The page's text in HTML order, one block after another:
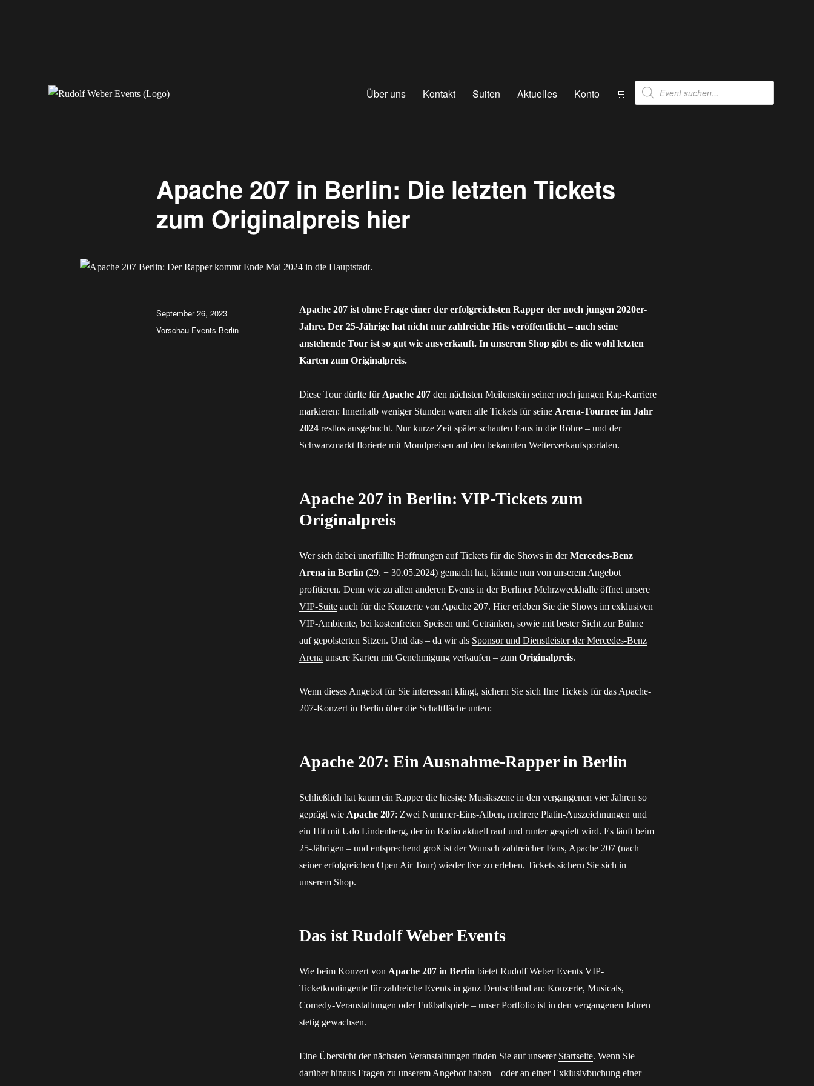
Über uns Kontakt Suiten Aktuelles Konto 🛒
Products
search
Apache 207 in Berlin: Die letzten Tickets
zum Originalpreis hier
Apache 207 ist ohne Frage einer der erfolgreichsten Rapper der noch jungen 2020er-
Jahre. Der 25-Jährige hat nicht nur zahlreiche Hits veröffentlicht – auch seine
anstehende Tour ist so gut wie ausverkauft. In unserem Shop gibt es die wohl letzten
Karten zum Originalpreis.
Diese Tour dürfte für Apache 207 den nächsten Meilenstein seiner noch jungen Rap-Karriere
markieren: Innerhalb weniger Stunden waren alle Tickets für seine Arena-Tournee im Jahr
2024 restlos ausgebucht. Nur kurze Zeit später schauten Fans in die Röhre – und der
Schwarzmarkt florierte mit Mondpreisen auf den bekannten Weiterverkaufsportalen.
Apache 207 in Berlin: VIP-Tickets zum
Originalpreis
Wer sich dabei unerfüllte Hoffnungen auf Tickets für die Shows in derMercedes-Benz
Arena in Berlin (29. + 30.05.2024) gemacht hat, könnte nun von unserem Angebot
profitieren. Denn wie zu allen anderen Events in der Berliner Mehrzweckhalle öffnet unsere
VIP-Suite auch für die Konzerte von Apache 207. Hier erleben Sie die Shows im exklusiven
VIP-Ambiente, bei kostenfreien Speisen und Getränken, sowie mit bester Sicht zur Bühne
auf gepolsterten Sitzen. Und das – da wir als Sponsor und Dienstleister der Mercedes-Benz
Arena unsere Karten mit Genehmigung verkaufen – zumOriginalpreis.
Wenn dieses Angebot für Sie interessant klingt, sichern Sie sich Ihre Tickets für das Apache-
207-Konzert in Berlin über die Schaltfläche unten:
Apache 207: Ein Ausnahme-Rapper in Berlin
Schließlich hat kaum ein Rapper die hiesige Musikszene in den vergangenen vier Jahren so
geprägt wie Apache 207: Zwei Nummer-Eins-Alben, mehrere Platin-Auszeichnungen und
ein Hit mit Udo Lindenberg, der im Radio aktuell rauf und runter gespielt wird. Es läuft beim
25-Jährigen – und entsprechend groß ist der Wunsch zahlreicher Fans, Apache 207 (nach
seiner erfolgreichen Open Air Tour) wieder live zu erleben. Tickets sichern Sie sich in
unserem Shop.
Das ist Rudolf Weber Events
Wie beim Konzert von Apache 207 in Berlin bietet Rudolf Weber Events VIP-
Ticketkontingente für zahlreiche Events in ganz Deutschland an: Konzerte, Musicals,
Comedy-Veranstaltungen oder Fußballspiele – unser Portfolio ist in den vergangenen Jahren
stetig gewachsen.
Eine Übersicht der nächsten Veranstaltungen finden Sie auf unserer Startseite. Wenn Sie
darüber hinaus Fragen zu unserem Angebot haben – oder an einer Exklusivbuchung einer
Autor
Veröffentlicht
am
September 26, 2023
Kategorien
Vorschau Events Berlin